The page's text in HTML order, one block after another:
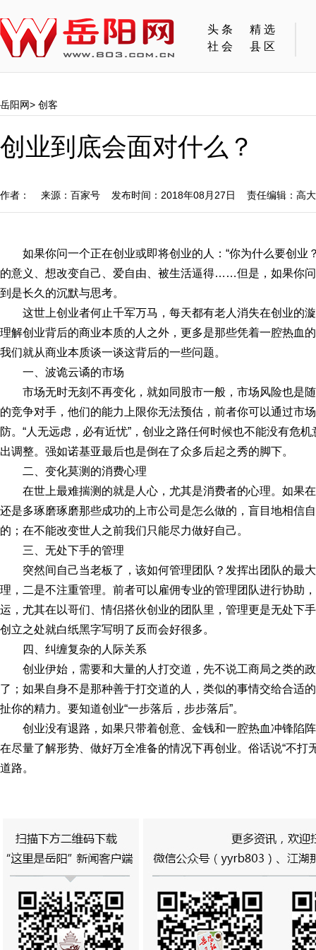
头条
精选
社会
县区
岳阳网> 创客
创业到底会面对什么？
作者： 来源：百家号 发布时间：2018年08月27日 责任编辑：高
如果你问一个正在创业或即将创业的人：“你为什么要创业
的意义、想改变自己、爱自由、被生活逼得……但是，如果你
到是长久的沉默与思考。
这世上创业者何止千军万马，每天都有老人消失在创业的
理解创业背后的商业本质的人之外，更多是那些凭着一腔热血
我们就从商业本质谈一谈这背后的一些问题。
一、波诡云谲的市场
市场无时无刻不再变化，就如同股市一般，市场风险也是
的竞争对手，他们的能力上限你无法预估，前者你可以通过市
防。“人无远虑，必有近忧”，创业之路任何时候也不能没有危
出调整。强如诺基亚最后也是倒在了众多后起之秀的脚下。
二、变化莫测的消费心理
在世上最难揣测的就是人心，尤其是消费者的心理。如果
还是多琢磨琢磨那些成功的上市公司是怎么做的，盲目地相信
的；在不能改变世人之前我们只能尽力做好自己。
三、无处下手的管理
突然间自己当老板了，该如何管理团队？发挥出团队的最
理，二是不注重管理。前者可以雇佣专业的管理团队进行协助
运，尤其在以哥们、情侣搭伙创业的团队里，管理更是无处下
创立之处就白纸黑字写明了反而会好很多。
四、纠缠复杂的人际关系
创业伊始，需要和大量的人打交道，先不说工商局之类的
了；如果自身不是那种善于打交道的人，类似的事情交给合适
扯你的精力。要知道创业“一步落后，步步落后”。
创业没有退路，如果只带着创意、金钱和一腔热血冲锋陷
在尽量了解形势、做好万全准备的情况下再创业。俗话说“不打
道路。